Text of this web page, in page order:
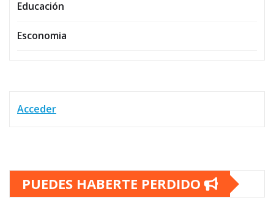
Educación
Esconomia
Acceder
PUEDES HABERTE PERDIDO